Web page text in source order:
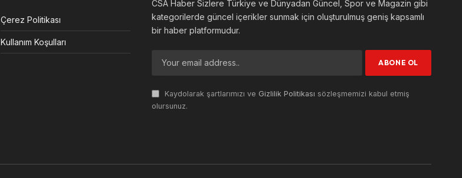
Çerez Politikası
Kullanım Koşulları
CSA Haber Sizlere Türkiye ve Dünyadan Güncel, Spor ve Magazin gibi
kategorilerde güncel içerikler sunmak için oluşturulmuş geniş kapsamlı
bir haber platformudur.
Kaydolarak şartlarımızı ve Gizlilik Politikası sözleşmemizi kabul etmiş
olursunuz.